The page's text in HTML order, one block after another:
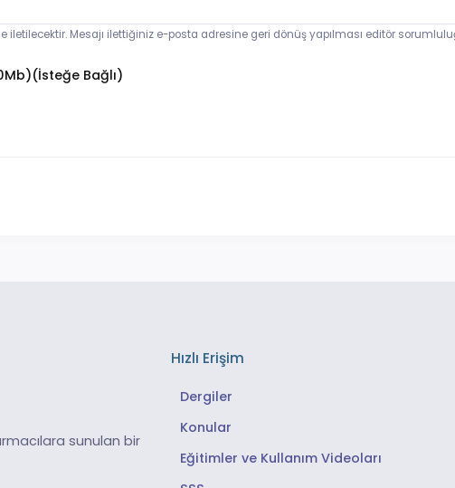
iletilecektir. Mesajı ilettiğiniz e-posta adresine geri dönüş yapılması editör
Bağlı)
sunulan bir
Hızlı Erişim
Dergiler
Konular
Eğitimler ve Kullanım Videoları